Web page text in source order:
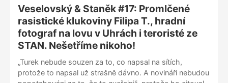
Veselovský & Staněk #17: Promlčené
rasistické klukoviny Filipa T., hradní
fotograf na lovu v Uhrách i teroristé ze
STAN. Nešetříme nikoho!
„Turek nebude souzen za to, co napsal na sítích,
protože to napsal už strašně dávno. A novináři nebudou